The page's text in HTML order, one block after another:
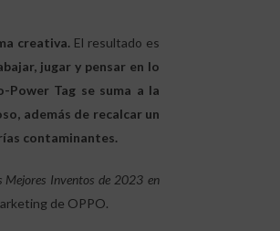
creativa. El resultado es
jugar y pensar en lo
Power Tag se suma a la
además de recalcar un
contaminantes.
Mejores Inventos de 2023 en
de OPPO.